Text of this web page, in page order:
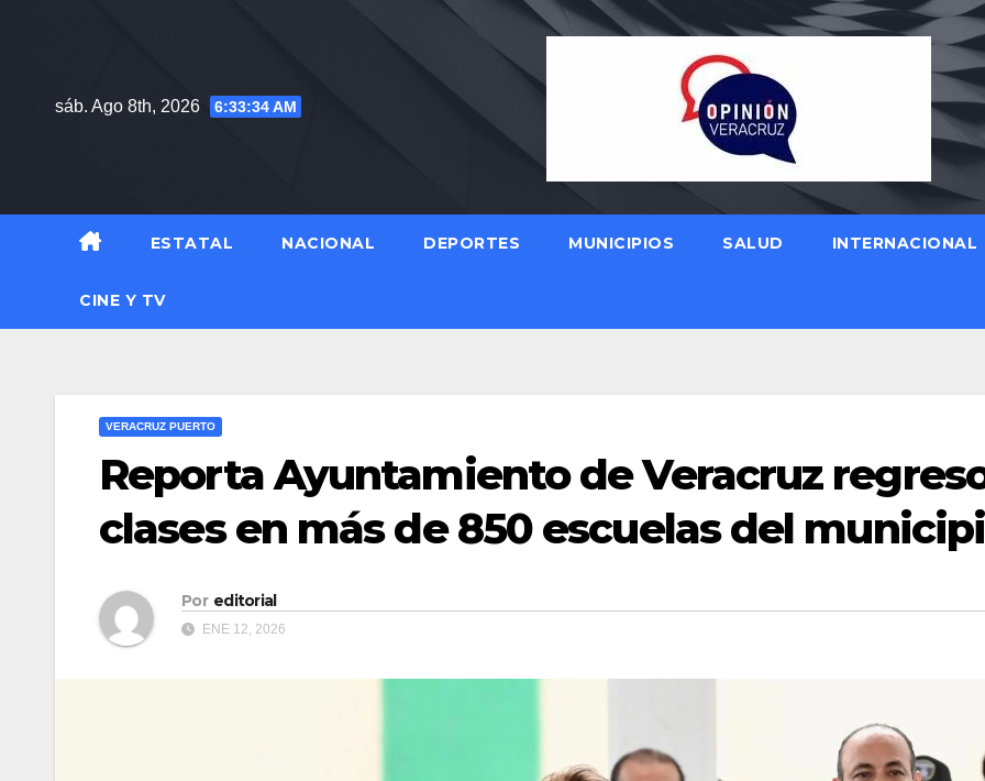
sáb. Ago 8th, 2026
6:33:35 AM
ESTATAL NACIONAL DEPORTES MUNICIPIOS SALUD INTERNACIONAL
CINE Y TV
VERACRUZ PUERTO
Reporta Ayuntamiento de Veracruz
clases en más de 850 escuelas del
Por editorial
ENE 12, 2026